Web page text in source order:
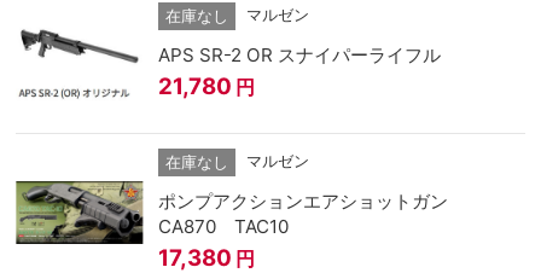
在庫なし マルゼン
APS SR-2 OR スナイパーライフル
21,780 円
在庫なし マルゼン
ポンプアクションエアショットガン
CA870 TAC10
17,380 円